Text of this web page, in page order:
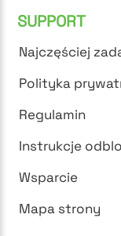
SUPPORT
Najczęściej
Polityka
Regulamin
Instrukcje
Wsparcie
Mapa strony